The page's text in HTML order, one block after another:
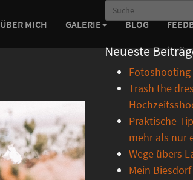
ÜBER MICH GALERIE BLOG
Neueste
Fotoshooting
Trash the
Praktische
mehr als nur
Wege übers
Mein Biesdorf